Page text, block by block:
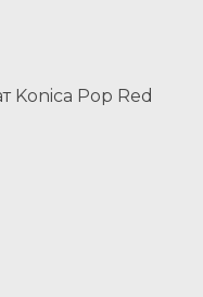
Konica Pop Red